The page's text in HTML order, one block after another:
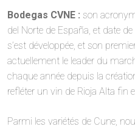
Bodegas CVNE : son
del Norte de España, et date
s’est développée, et son
actuellement le leader du
chaque année depuis la
refléter un vin de Rioja Alta fin
Parmi les variétés de Cune,